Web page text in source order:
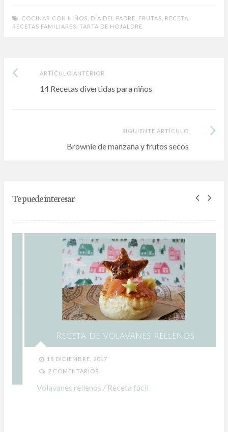
e
itt ai ke at
p
e
m
COCINAR CON NIÑOS DÍA DEL PADRE FRUTAS RECETA
RECETAS FAMILIARES TARTA DE HOJALDRE
Post
navigation
ARTÍCULO ANTERIOR
anterior:
14 Recetas divertidas para niños
SIGUIENTE ARTÍCULO
Brownie de manzana y frutos secos
Siguiente
Te puede interesar
18 DICIEMBRE, 2017
2 COMENTARIOS
Volavanes rellenos / Receta fácil